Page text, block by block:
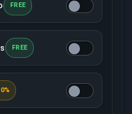
cuenta aparezca
FREE
personajes jugará tu
FREE
tu pedido será tratado